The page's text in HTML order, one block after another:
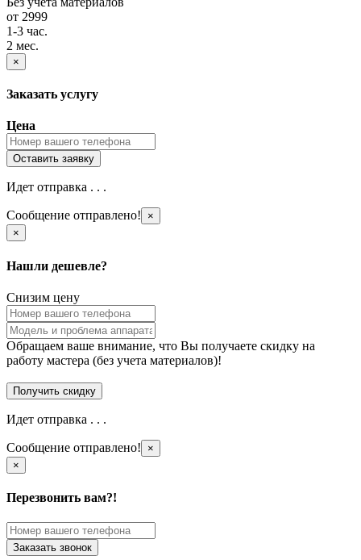
от 2999
1-3 час.
2 мес.
×
Заказать услугу
Цена
Идет отправка . . .
Сообщение отправлено!
×
×
Нашли дешевле?
Снизим цену
Обращаем ваше внимание, что Вы получаете скидку на
работу мастера (без учета материалов)!
Идет отправка . . .
Сообщение отправлено!
×
×
Перезвонить вам?!